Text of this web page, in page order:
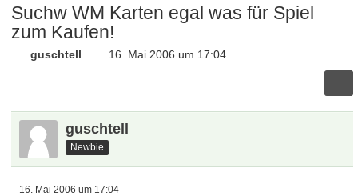
Suchw WM Karten egal was für Spiel
zum Kaufen!
guschtell 16. Mai 2006 um 17:04
guschtell
Newbie
16. Mai 2006 um 17:04